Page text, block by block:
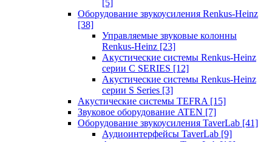
[5]
Оборудование звукоусиления Renkus-Heinz
[38]
Управляемые звуковые колонны
Renkus-Heinz [23]
Акустические системы Renkus-Heinz
серии C SERIES [12]
Акустические системы Renkus-Heinz
серии S Series [3]
Акустические системы TEFRA [15]
Звуковое оборудование ATEN [7]
Оборудование звукоусиления TaverLab [41]
Аудиоинтерфейсы TaverLab [9]